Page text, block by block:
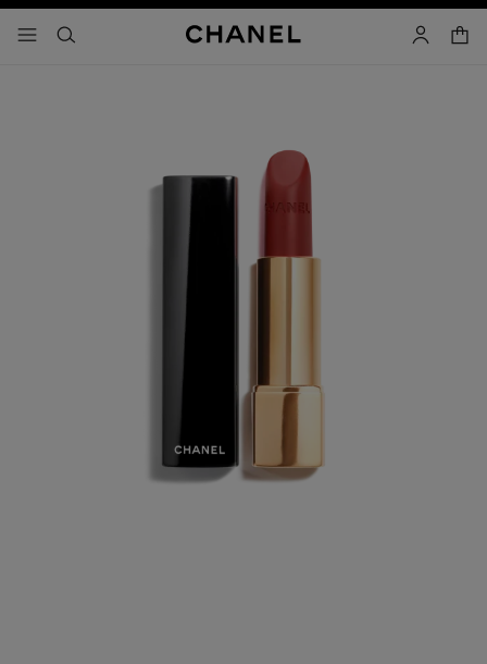
メニュー - メインナビゲーション
- メインナビゲーション
検索 マイアカ
カー